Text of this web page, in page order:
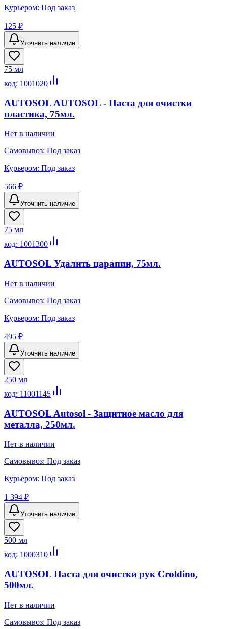
Курьером: Под заказ
125 ₽
Уточнить наличие
75 мл
код: 1001020
AUTOSOL AUTOSOL - Паста для очистки
пластика, 75мл.
Нет в наличии
Самовывоз: Под заказ
Курьером: Под заказ
566 ₽
Уточнить наличие
75 мл
код: 1001300
AUTOSOL Удалить царапин, 75мл.
Нет в наличии
Самовывоз: Под заказ
Курьером: Под заказ
495 ₽
Уточнить наличие
250 мл
код: 11001145
AUTOSOL Autosol - Защитное масло для
металла, 250мл.
Нет в наличии
Самовывоз: Под заказ
Курьером: Под заказ
1 394 ₽
Уточнить наличие
500 мл
код: 1000310
AUTOSOL Паста для очистки рук Croldino,
500мл.
Нет в наличии
Самовывоз: Под заказ